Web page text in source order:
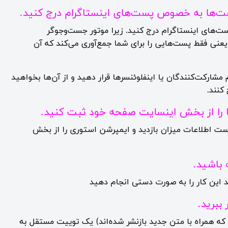
به خصوص پست‌های اینستاگرام درج کنید.
اینستاگرام درج کنید. زیرا موتور جست‌وجوگر
فقط پست‌هایی را برای شما جمع‌آوری می‌کند که آن
یا اینفلوئنسرها قرار دهید و از آن‌ها بخواهید
را از بخش اینسایت صفحه خود ثبت کنید.
اطلاعات میزان بازدید و ایمپرشن استوری را از بخش
باشید.
این کار را به صورت دستی انجام دهید
همراه با متن جدید بازنشر شده‌اند) یک توییت مستقل به